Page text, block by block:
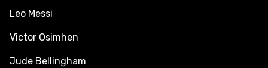
Leo Messi
Victor Osimhen
Jude Bellingham